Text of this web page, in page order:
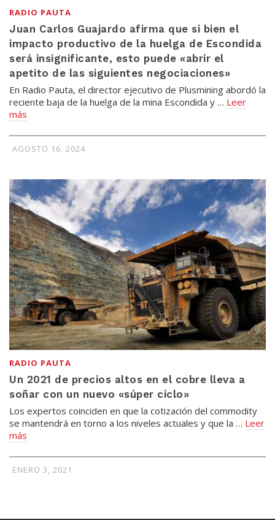
RADIO PAUTA
Juan Carlos Guajardo afirma que si bien el
impacto productivo de la huelga de Escondida
será insignificante, esto puede «abrir el
apetito de las siguientes negociaciones»
En Radio Pauta, el director ejecutivo de Plusmining abordó la
reciente baja de la huelga de la mina Escondida y … Leer
más
AGOSTO 16, 2024
RADIO PAUTA
Un 2021 de precios altos en el cobre lleva a
soñar con un nuevo «súper ciclo»
Los expertos coinciden en que la cotización del commodity
se mantendrá en torno a los niveles actuales y que la … Leer
más
ENERO 3, 2021